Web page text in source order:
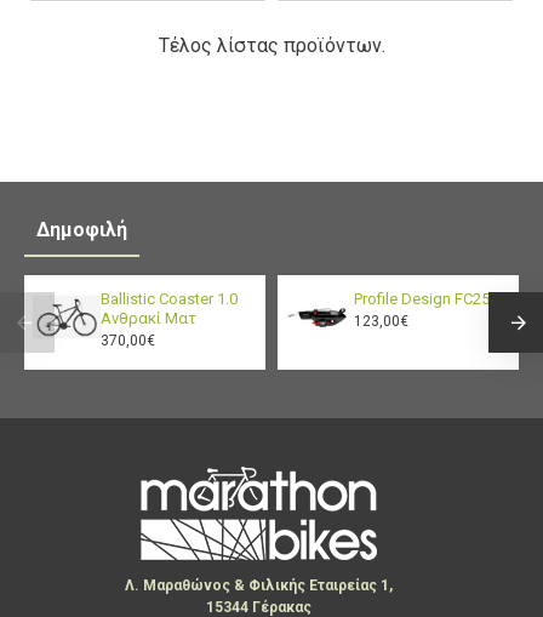
Τέλος λίστας προϊόντων.
Δημοφιλή
Ballistic Coaster 1.0
Ανθρακί Ματ
370,00€
Profile Design FC25
123,00€
Λ. Μαραθώνος & Φιλικής Εταιρείας 1,
15344 Γέρακας